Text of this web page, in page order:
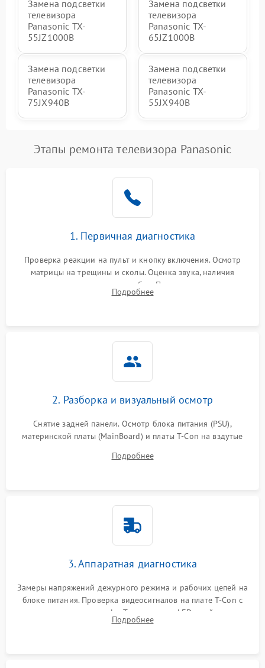
Замена подсветки
телевизора
Panasonic TX-
55JZ1000B
Замена подсветки
телевизора
Panasonic TX-
65JZ1000B
Замена подсветки
телевизора
Panasonic TX-
75JX940B
Замена подсветки
телевизора
Panasonic TX-
55JX940B
Этапы ремонта телевизора Panasonic
1. Первичная диагностика
Проверка реакции на пульт и кнопку включения. Осмотр
матрицы на трещины и сколы. Оценка звука, наличия
подсветки и индикаторов ошибок. Подключение тестовых
источников сигнала для выявления симптомов поломки.
Подробнее
2. Разборка и визуальный осмотр
Снятие задней панели. Осмотр блока питания (PSU),
материнской платы (MainBoard) и платы T-Con на вздутые
Проверка надежности фиксации и целостности шлейфов.
Подробнее
3. Аппаратная диагностика
Замеры напряжений дежурного режима и рабочих цепей на
блоке питания. Проверка видеосигналов на плате T-Con с
помощью осциллографа. Тестирование LED-драйвера и
светодиодных планок подсветки мультиметром.
Подробнее